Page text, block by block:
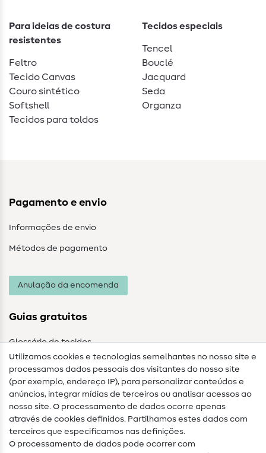
Para ideias de costura
resistentes
Feltro
Tecido Canvas
Couro sintético
Softshell
Tecidos para toldos
Tecidos especiais
Tencel
Bouclé
Jacquard
Seda
Organza
Pagamento e envio
Informações de envio
Métodos de pagamento
Anulação da encomenda
Guias gratuitos
Glossário de tecidos
Guias de costura
Ajuda e contacto
Contacto
Utilizamos cookies e tecnologias semelhantes no nosso site e
processamos dados pessoais dos visitantes do nosso site
(por exemplo, endereço IP), para personalizar conteúdos e
anúncios, integrar mídias de terceiros ou analisar acessos ao
nosso site. O processamento de dados ocorre apenas
através de cookies definidos. Partilhamos estes dados com
terceiros que especificamos nas definições.
O processamento de dados pode ocorrer com